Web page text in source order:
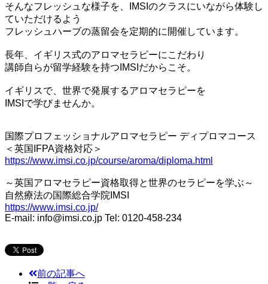
そんなフレッシュな様子を、IMSIのクラスにいながら体験し
ていただけるよう
フレッシュハーブの蒸留会を定期的に開催しています。
長年、イギリス式のアロマセラピーにこだわり
講師自らが留学経験を持つIMSIだからこそ。
イギリスで、世界で発展するアロマセラピーを
IMSIで学びませんか。
国際プロフェッショナルアロマセラピー ディプロマコース
＜英国IFPA資格対応＞
https://www.imsi.co.jp/course/aroma/diploma.html
～英国アロマセラピー資格取得と世界のセラピーを学ぶ～
自然療法の国際総合学院IMSI
https://www.imsi.co.jp/
E-mail: info@imsi.co.jp Tel: 0120-458-234
前の記事へ